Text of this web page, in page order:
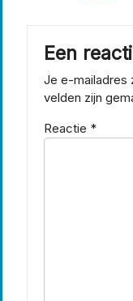
Een
Je e-mailadres
velden zijn
Reactie *